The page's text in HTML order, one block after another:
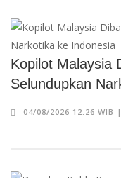
Kopilot Malaysia
Selundupkan
04/08/2026 12:26 WIB